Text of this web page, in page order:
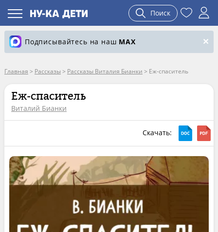
Поиск
Подписывайтесь на наш MAX
Главная > Рассказы > Рассказы Виталия Бианки > Еж-спаситель
Еж-спаситель
Виталий Бианки
Скачать: